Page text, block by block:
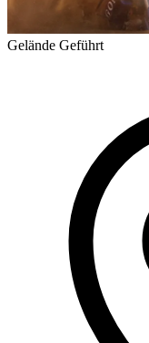
Gelände Geführt